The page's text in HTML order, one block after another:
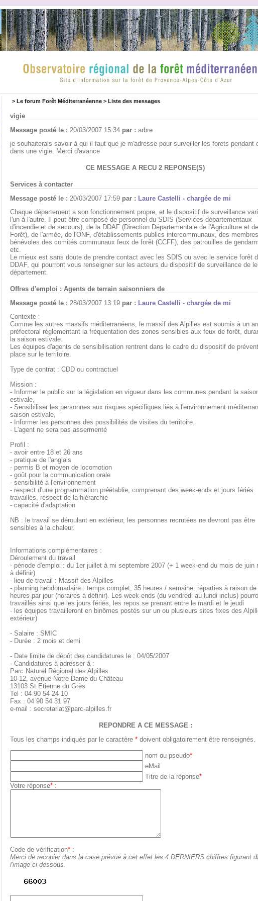
> Le forum Forêt Méditerranéenne> Liste des messages
vigie
Message posté le : 20/03/2007 15:34 par : arbre
je souhaiterais savoir à qui il faut que je m'adresse pour surveiller les forets pendant
dans une vigie. Merci d'avance
CE MESSAGE A RECU 2 REPONSE(S)
Services à contacter
Message posté le : 20/03/2007 17:59 par : Laure Castelli - chargée de mi
Chaque département a son fonctionnement propre, et le dispositif de surveillance
l'un à l'autre. Il peut être composé de personnel du SDIS (Services départementaux
d'incendie et de secours), de la DDAF (Direction Départementale de l'Agriculture et
Forêt), de l'armée, de l'ONF, d'établissements publics intercommunaux, des membres
bénévoles des comités communaux feux de forêt (CCFF), des patrouilles de
etc.
Le mieux est sans doute de prendre contact avec les SDIS ou avec le service forêt
DDAF, qui pourront vous renseigner sur les acteurs du dispositif de surveillance de
département.
Offres d'emploi : Agents de terrain saisonniers de
Message posté le : 28/03/2007 13:19 par : Laure Castelli - chargée de mi
Contexte :
Comme les autres massifs méditerranéens, le massif des Alpilles est soumis à un
préfectoral règlementant la fréquentation des zones sensibles aux feux de forêt,
la saison estivale.
Les équipes d'agents de sensibilisation rentrent dans le cadre du dispositif de
place sur le territoire.
Type de contrat : CDD ou contractuel
Mission :
- Informer le public sur la législation en vigueur dans les communes pendant la
estivale,
- Sensibiliser les personnes aux risques spécifiques liés à l'environnement
saison estivale,
- Informer les personnes des possibilités de visites du territoire.
- L'agent ne sera pas assermenté
Profil :
- avoir entre 18 et 26 ans
- pratique de l'anglais
- permis B et moyen de locomotion
- goût pour la communication orale
- sensibilité à l'environnement
- respect d'une programmation préétablie, comprenant des week-ends et jours fériés
travaillés, respect de la hiérarchie
- capacité d'adaptation
NB : le travail se déroulant en extérieur, les personnes recrutées ne devront pas être
sensibles à la chaleur.
Informations complémentaires :
Déroulement du travail
- période d'emploi : du 1er juillet à mi septembre 2007 (+ 1 week-end du mois de juin
à définir)
- lieu de travail : Massif des Alpilles
- planning hebdomadaire : temps complet, 35 heures / semaine, réparties à raison de
heures par jour (horaires à définir). Les week-ends (du vendredi au lundi inclus)
travaillés ainsi que les jours fériés, les repos se prenant entre le mardi et le jeudi
- les équipes travailleront en binômes postés sur un ou plusieurs sites fixes des
extérieur)
- Salaire : SMIC
- Durée : 2 mois et demi
- Date limite de dépôt des candidatures le : 04/05/2007
- Candidatures à adresser à :
Parc Naturel Régional des Alpilles
10-12, avenue Notre Dame du Château
13103 St Etienne du Grès
Tel : 04 90 54 24 10
Fax : 04 90 54 31 97
e-mail : secretariat@parc-alpilles.fr
REPONDRE A CE MESSAGE :
Tous les champs indiqués par le caractère *doivent obligatoirement être renseignés.
nom ou pseudo*
eMail
Titre de la réponse*
Votre réponse*:
Code de vérification*:
Merci de recopier dans la case prévue à cet effet les 4 DERNIERS chiffres figurant
l'image ci-dessous.